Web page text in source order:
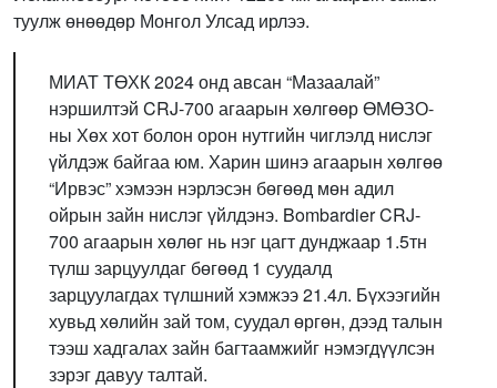
туулж өнөөдөр Монгол Улсад ирлээ.
МИАТ ТӨХК 2024 онд авсан “Мазаалай”
нэршилтэй CRJ-700 агаарын хөлгөөр ӨМӨЗО-
ны Хөх хот болон орон нутгийн чиглэлд нислэг
үйлдэж байгаа юм. Харин шинэ агаарын хөлгөө
“Ирвэс” хэмээн нэрлэсэн бөгөөд мөн адил
ойрын зайн нислэг үйлдэнэ. Bombardier CRJ-
700 агаарын хөлөг нь нэг цагт дунджаар 1.5тн
түлш зарцуулдаг бөгөөд 1 суудалд
зарцуулагдах түлшний хэмжээ 21.4л. Бүхээгийн
хувьд хөлийн зай том, суудал өргөн, дээд талын
тээш хадгалах зайн багтаамжийг нэмэгдүүлсэн
зэрэг давуу талтай.